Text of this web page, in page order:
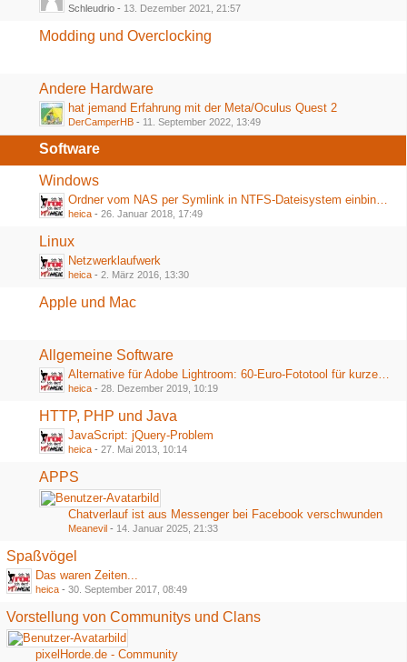
Schleudrio - 13. Dezember 2021, 21:57
Modding und Overclocking
Andere Hardware
hat jemand Erfahrung mit der Meta/Oculus Quest 2
DerCamperHB - 11. September 2022, 13:49
Software
Windows
Ordner vom NAS per Symlink in NTFS-Dateisystem einbinden
heica - 26. Januar 2018, 17:49
Linux
Netzwerklaufwerk
heica - 2. März 2016, 13:30
Apple und Mac
Allgemeine Software
Alternative für Adobe Lightroom: 60-Euro-Fototool für kurze Zeit völlig kostenlos
heica - 28. Dezember 2019, 10:19
HTTP, PHP und Java
JavaScript: jQuery-Problem
heica - 27. Mai 2013, 10:14
APPS
Chatverlauf ist aus Messenger bei Facebook verschwunden
Meanevil - 14. Januar 2025, 21:33
Spaßvögel
Das waren Zeiten...
heica - 30. September 2017, 08:49
Vorstellung von Communitys und Clans
pixelHorde.de - Community